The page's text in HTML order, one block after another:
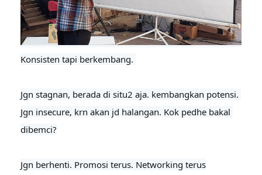
Konsisten tapi berkembang.
Jgn stagnan, berada di situ2 aja. kembangkan potensi.
Jgn insecure, krn akan jd halangan. Kok pedhe bakal
dibemci?
Jgn berhenti. Promosi terus. Networking terus